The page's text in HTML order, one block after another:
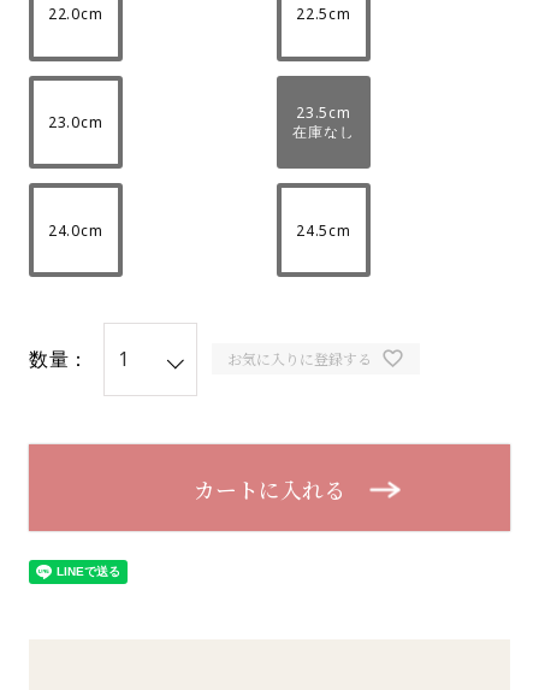
22.0cm 22.5cm
23.0cm
23.5cm
在庫なし
24.0cm 24.5cm
数量： お気に入りに登録する
カートに入れる